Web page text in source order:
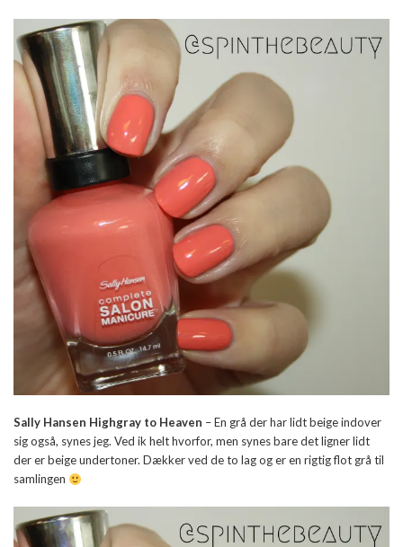
Sally Hansen Highgray to Heaven – En grå der har lidt beige indover
sig også, synes jeg. Ved ik helt hvorfor, men synes bare det ligner lidt
der er beige undertoner. Dækker ved de to lag og er en rigtig flot grå til
samlingen